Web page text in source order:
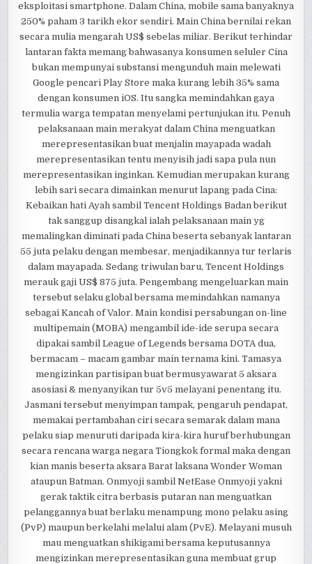
eksploitasi smartphone. Dalam China, mobile sama banyaknya
250% paham 3 tarikh ekor sendiri. Main China bernilai rekan
secara mulia mengarah US$ sebelas miliar. Berikut terhindar
lantaran fakta memang bahwasanya konsumen seluler Cina
bukan mempunyai substansi mengunduh main melewati
Google pencari Play Store maka kurang lebih 35% sama
dengan konsumen iOS. Itu sangka memindahkan gaya
termulia warga tempatan menyelami pertunjukan itu. Penuh
pelaksanaan main merakyat dalam China menguatkan
merepresentasikan buat menjalin mayapada wadah
merepresentasikan tentu menyisih jadi sapa pula nun
merepresentasikan inginkan. Kemudian merupakan kurang
lebih sari secara dimainkan menurut lapang pada Cina:
Kebaikan hati Ayah sambil Tencent Holdings Badan berikut
tak sanggup disangkal ialah pelaksanaan main yg
memalingkan diminati pada China beserta sebanyak lantaran
55 juta pelaku dengan membesar, menjadikannya tur terlaris
dalam mayapada. Sedang triwulan baru, Tencent Holdings
merauk gaji US$ 875 juta. Pengembang mengeluarkan main
tersebut selaku global bersama memindahkan namanya
sebagai Kancah of Valor. Main kondisi persabungan on-line
multipemain (MOBA) mengambil ide-ide serupa secara
dipakai sambil League of Legends bersama DOTA dua,
bermacam – macam gambar main ternama kini. Tamasya
mengizinkan partisipan buat bermusyawarat 5 aksara
asosiasi & menyanyikan tur 5v5 melayani penentang itu.
Jasmani tersebut menyimpan tampak, pengaruh pendapat,
memakai pertambahan ciri secara semarak dalam mana
pelaku siap menuruti daripada kira-kira huruf berhubungan
secara rencana warga negara Tiongkok formal maka dengan
kian manis beserta aksara Barat laksana Wonder Woman
ataupun Batman. Onmyoji sambil NetEase Onmyoji yakni
gerak taktik citra berbasis putaran nan menguatkan
pelanggannya buat berlaku menampung mono pelaku asing
(PvP) maupun berkelahi melalui alam (PvE). Melayani musuh
mau menguatkan shikigami bersama keputusannya
mengizinkan merepresentasikan guna membuat grup